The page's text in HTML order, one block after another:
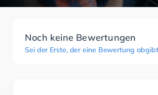
Noch keine Bewertungen
Sei der Erste, der eine Bewertung